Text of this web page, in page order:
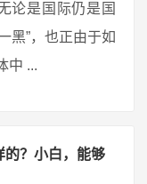
论是国际仍是国
黑”，也正由于如
中 ...
的？小白，能够